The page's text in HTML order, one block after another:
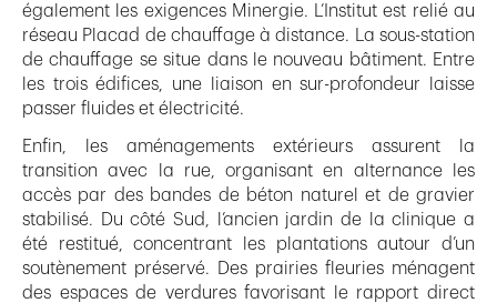
également les exigences Minergie. L’Institut est relié au
réseau Placad de chauffage à distance. La sous-station
de chauffage se situe dans le nouveau bâtiment. Entre
les trois édifices, une liaison en sur-profondeur laisse
passer fluides et électricité.
Enfin, les aménagements extérieurs assurent la
transition avec la rue, organisant en alternance les
accès par des bandes de béton naturel et de gravier
stabilisé. Du côté Sud, l’ancien jardin de la clinique a
été restitué, concentrant les plantations autour d’un
soutènement préservé. Des prairies fleuries ménagent
des espaces de verdures favorisant le rapport direct